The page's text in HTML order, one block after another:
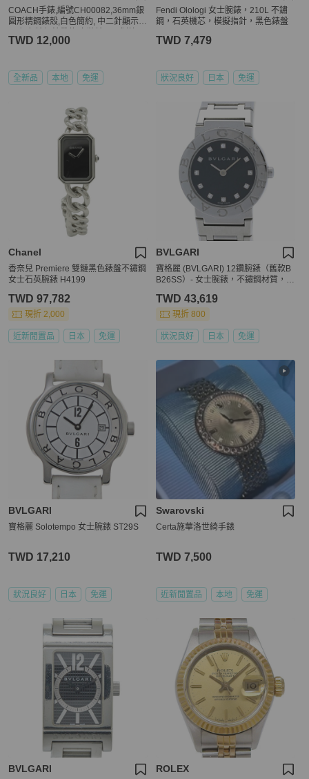
COACH手錶,編號CH00082,36mm銀
圓形精鋼錶殼,白色簡約, 中二針顯示錶
TWD 12,000
全新品 本地 免運
Fendi Olologi 女士腕錶，210L 不鏽
鋼，石英機芯，模擬指針，黑色錶盤
TWD 7,479
狀況良好 日本 免運
Chanel
香奈兒 Premiere 雙鏈黑色錶盤不鏽鋼
女士石英腕錶 H4199
TWD 97,782
現折 2,000
近新閒置品 日本 免運
BVLGARI
寶格麗 (BVLGARI) 12鑽腕錶（舊款B
B26SS）- 女士腕錶，不鏽鋼材質，4
TWD 43,619
現折 800
狀況良好 日本 免運
BVLGARI
寶格麗 Solotempo 女士腕錶 ST29S
TWD 17,210
狀況良好 日本 免運
Swarovski
Certa施華洛世綺手錶
TWD 7,500
近新閒置品 本地 免運
BVLGARI ROLEX